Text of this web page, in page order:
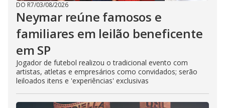
DO R7/03/08/2026
Neymar reúne famosos e
familiares em leilão beneficente
em SP
Jogador de futebol realizou o tradicional evento com
artistas, atletas e empresários como convidados; serão
leiloados itens e 'experiências' exclusivas